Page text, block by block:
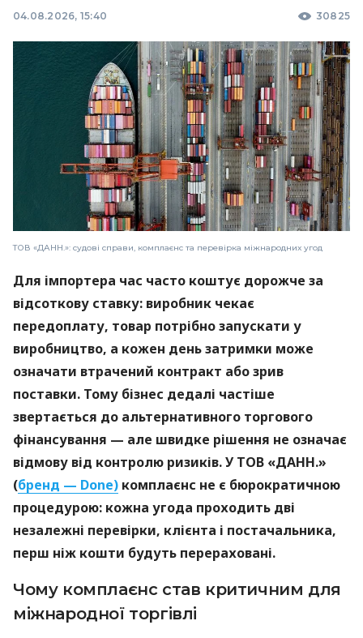
04.08.2026, 15:40 30825
ТОВ «ДАНН.»: судові справи, комплаєнс та перевірка міжнародних угод
Для імпортера час часто коштує дорожче за
відсоткову ставку: виробник чекає
передоплату, товар потрібно запускати у
виробництво, а кожен день затримки може
означати втрачений контракт або зрив
поставки. Тому бізнес дедалі частіше
звертається до альтернативного торгового
фінансування — але швидке рішення не означає
відмову від контролю ризиків. У ТОВ «ДАНН.»
(бренд — Done) комплаєнс не є бюрократичною
процедурою: кожна угода проходить дві
незалежні перевірки, клієнта і постачальника,
перш ніж кошти будуть перераховані.
Чому комплаєнс став критичним для
міжнародної торгівлі